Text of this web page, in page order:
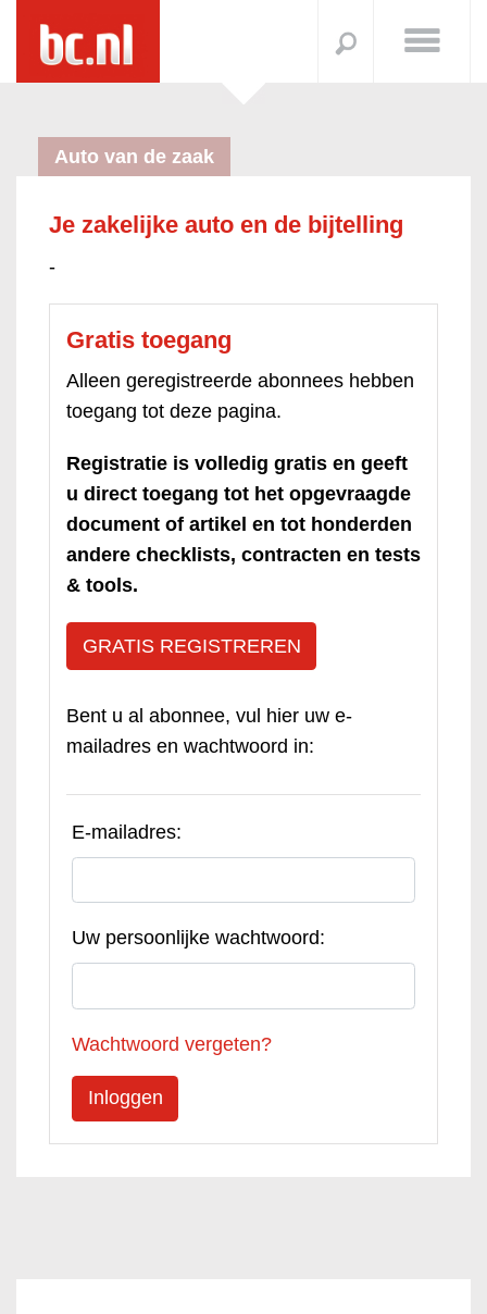
Auto van de zaak
Je zakelijke auto en de bijtelling
-
Gratis toegang
Alleen geregistreerde abonnees hebben
toegang tot deze pagina.
Registratie is volledig gratis en geeft
u direct toegang tot het opgevraagde
document of artikel en tot honderden
andere checklists, contracten en tests
& tools.
GRATIS REGISTREREN
Bent u al abonnee, vul hier uw e-
mailadres en wachtwoord in:
E-mailadres:
Uw persoonlijke wachtwoord:
Wachtwoord vergeten?